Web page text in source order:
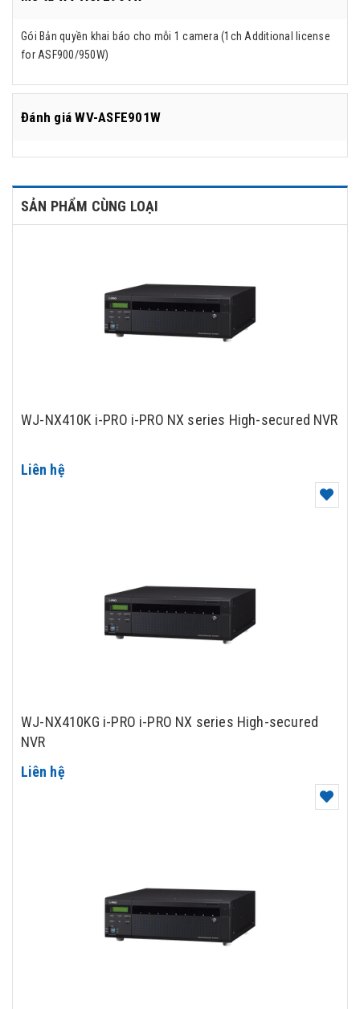
Gói Bản quyền khai báo cho mỗi 1 camera (1ch Additional license
for ASF900/950W)
Đánh giáWV-ASFE901W
SẢN PHẨM CÙNG LOẠI
WJ-NX410K i-PRO i-PRO NX series High-secured NVR
Liên hệ
WJ-NX410KG i-PRO i-PRO NX series High-secured
NVR
Liên hệ